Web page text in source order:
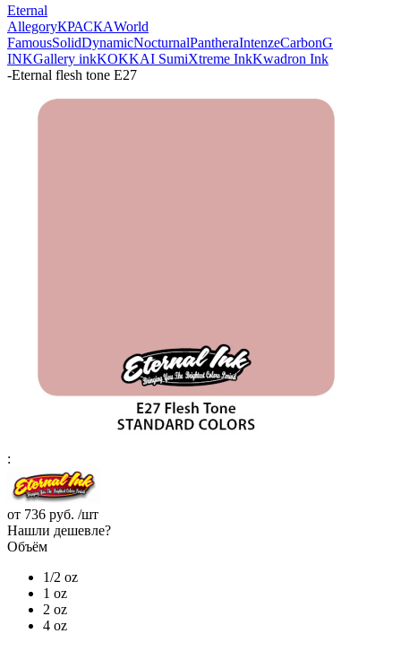
Eternal
AllegoryКРАСКАWorld
FamousSolidDynamicNocturnalPantheraIntenzeCarbonG
INKGallery inkKOKKAI SumiXtreme InkKwadron Ink
-Eternal flesh tone E27
:
от 736 руб. /шт
Нашли дешевле?
Объём
1/2 oz
1 oz
2 oz
4 oz